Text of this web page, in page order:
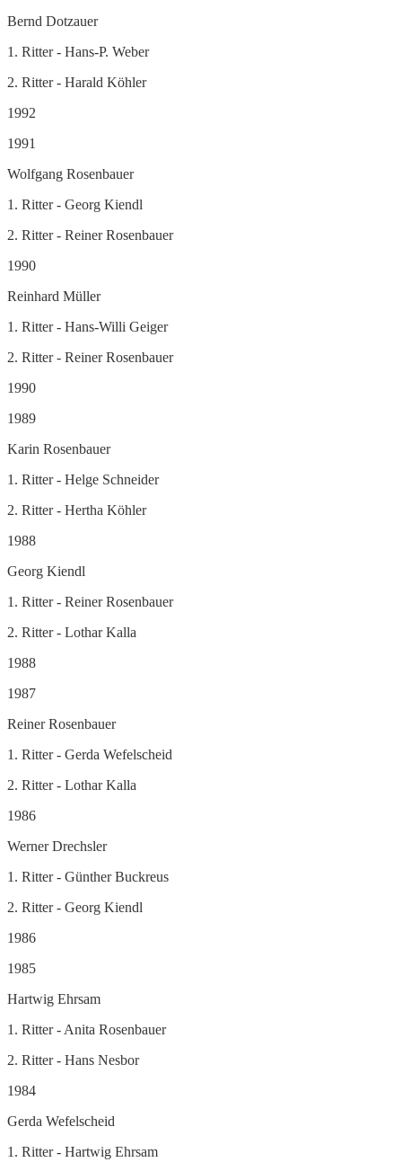
Bernd Dotzauer
1. Ritter - Hans-P. Weber
2. Ritter - Harald Köhler
1992
1991
Wolfgang Rosenbauer
1. Ritter - Georg Kiendl
2. Ritter - Reiner Rosenbauer
1990
Reinhard Müller
1. Ritter - Hans-Willi Geiger
2. Ritter - Reiner Rosenbauer
1990
1989
Karin Rosenbauer
1. Ritter - Helge Schneider
2. Ritter - Hertha Köhler
1988
Georg Kiendl
1. Ritter - Reiner Rosenbauer
2. Ritter - Lothar Kalla
1988
1987
Reiner Rosenbauer
1. Ritter - Gerda Wefelscheid
2. Ritter - Lothar Kalla
1986
Werner Drechsler
1. Ritter - Günther Buckreus
2. Ritter - Georg Kiendl
1986
1985
Hartwig Ehrsam
1. Ritter - Anita Rosenbauer
2. Ritter - Hans Nesbor
1984
Gerda Wefelscheid
1. Ritter - Hartwig Ehrsam